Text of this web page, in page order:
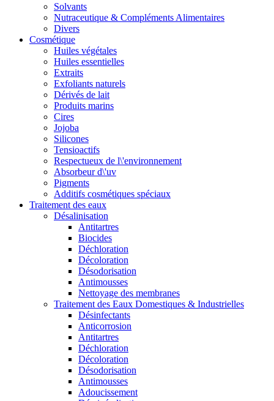
Solvants
Nutraceutique & Compléments Alimentaires
Divers
Cosmétique
Huiles végétales
Huiles essentielles
Extraits
Exfoliants naturels
Dérivés de lait
Produits marins
Cires
Jojoba
Silicones
Tensioactifs
Respectueux de l\'environnement
Absorbeur d\'uv
Pigments
Additifs cosmétiques spéciaux
Traitement des eaux
Désalinisation
Antitartres
Biocides
Déchloration
Décoloration
Désodorisation
Antimousses
Nettoyage des membranes
Traitement des Eaux Domestiques & Industrielles
Désinfectants
Anticorrosion
Antitartres
Déchloration
Décoloration
Désodorisation
Antimousses
Adoucissement